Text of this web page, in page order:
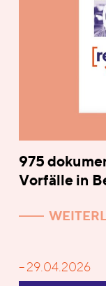
975
Vorfälle in
– 29.04.2026